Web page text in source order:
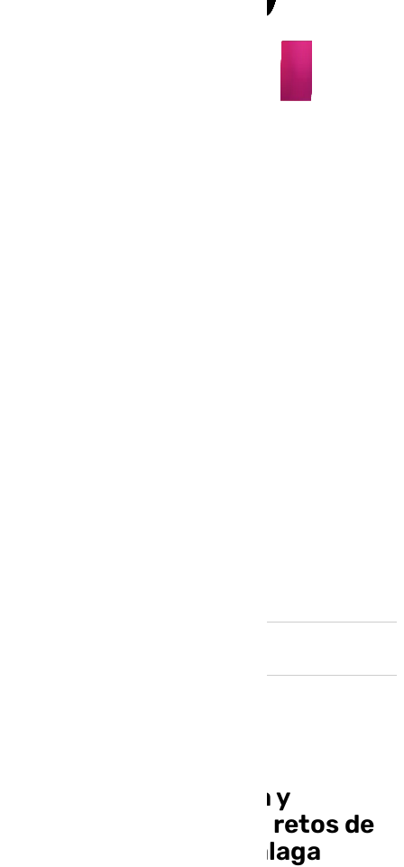
Regeneración urbana y
dotación de vivienda: retos de
la arquitectura en Málaga